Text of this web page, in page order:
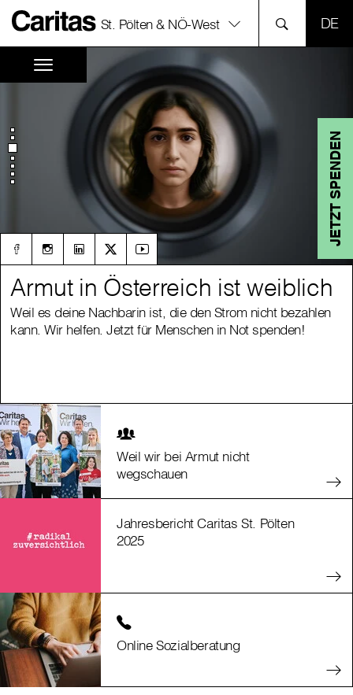
St. Pölten & NÖ-West
JETZT SPENDEN
Armut in Österreich ist weiblich
Weil es deine Nachbarin ist, die den Strom nicht bezahlen
kann. Wir helfen. Jetzt für Menschen in Not spenden!
Armut in Österreich ist weiblich
Weil es deine Nachbarin ist, die den Strom nicht bezahlen
kann. Wir helfen. Jetzt für Menschen in Not spenden!
Weil wir bei Armut nicht
wegschauen
Jahresbericht Caritas St. Pölten
2025
Online Sozialberatung